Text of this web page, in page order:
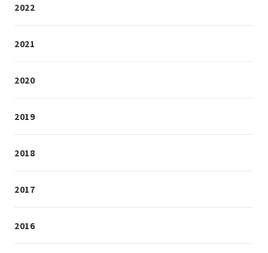
2022
2021
2020
2019
2018
2017
2016